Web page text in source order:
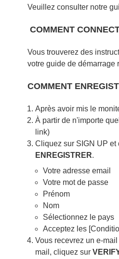
Veuillez consulter notre
COMMENT
Vous trouverez des
votre guide de démarrage
COMMENT
Après avoir mis le
À partir de n'importe
link)
Cliquez sur SIGN UP et
ENREGISTRER.
Votre adresse email
Votre mot de passe
Prénom
Nom
Sélectionnez le pays
Acceptez les
Vous recevrez un e-mail
mail, cliquez sur